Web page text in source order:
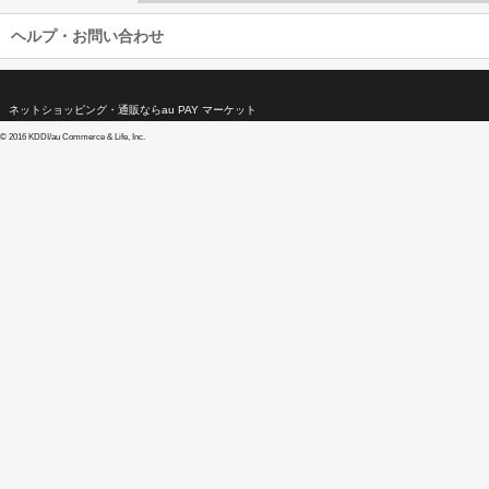
ヘルプ・お問い合わせ
ネットショッピング・通販ならau PAY マーケット
© 2016 KDDI/au Commerce & Life, Inc.